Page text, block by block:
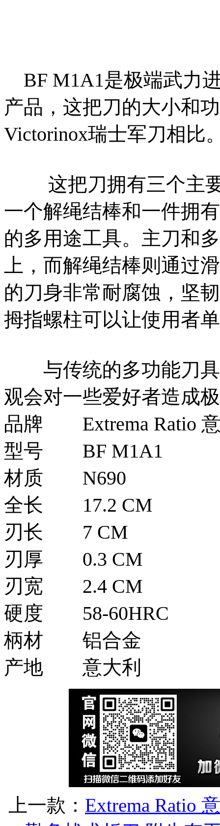
BF M1A1是极端武力
产品，这把刀的大小和
Victorinox瑞士军刀相比
这把刀拥有三个主要
一个解绳结棒和一件拥
的多用途工具。主刀和
上，而解绳结棒则通过
的刀身非常耐腐蚀，坚
拇指螺柱可以让使用者
与传统的多功能刀具
观会对一些爱好者造成
品牌
Extrema Ratio
型号
BF M1A1
材质
N690
全长
17.2 CM
刃长
7 CM
刃厚
0.3 CM
刃宽
2.4 CM
硬度
58-60HRC
柄材
铝合金
产地
意大利
上一款： Extrema Ratio